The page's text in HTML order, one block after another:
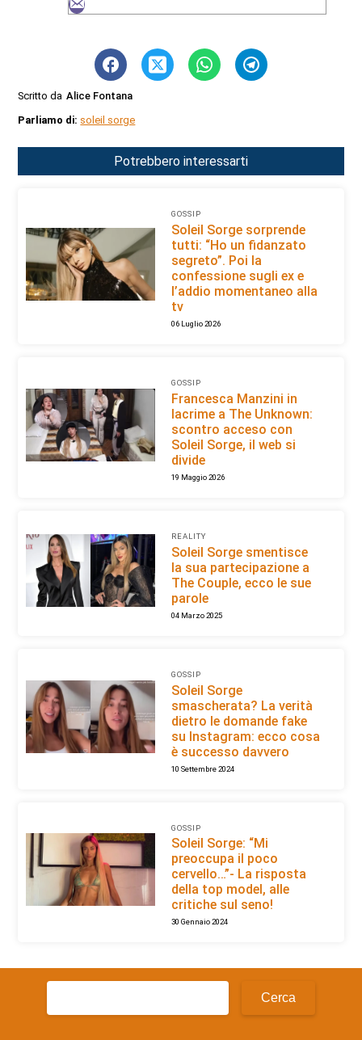
Scritto da Alice Fontana
Parliamo di: soleil sorge
Potrebbero interessarti
GOSSIP
Soleil Sorge sorprende
tutti: “Ho un fidanzato
segreto”. Poi la
confessione sugli ex e
l’addio momentaneo alla
tv
06 Luglio 2026
GOSSIP
Francesca Manzini in
lacrime a The Unknown:
scontro acceso con
Soleil Sorge, il web si
divide
19 Maggio 2026
REALITY
Soleil Sorge smentisce
la sua partecipazione a
The Couple, ecco le sue
parole
04 Marzo 2025
GOSSIP
Soleil Sorge
smascherata? La verità
dietro le domande fake
su Instagram: ecco cosa
è successo davvero
10 Settembre 2024
GOSSIP
Soleil Sorge: “Mi
preoccupa il poco
cervello…”- La risposta
della top model, alle
critiche sul seno!
30 Gennaio 2024